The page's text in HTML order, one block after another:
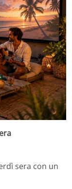
sera con un